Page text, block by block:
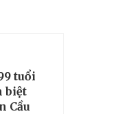
tuổi
biệt
Cầu